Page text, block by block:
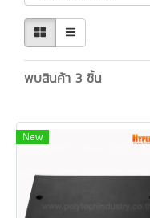
พบสินค้า 3 ชิ้น
New